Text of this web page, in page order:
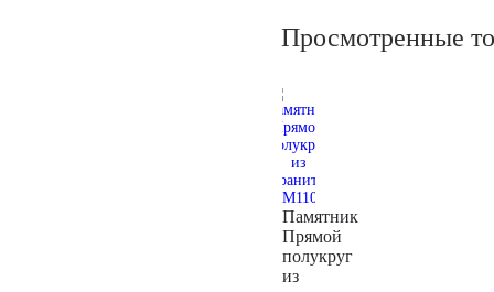
Просмотренные
Памятник
Прямой
полукруг
из